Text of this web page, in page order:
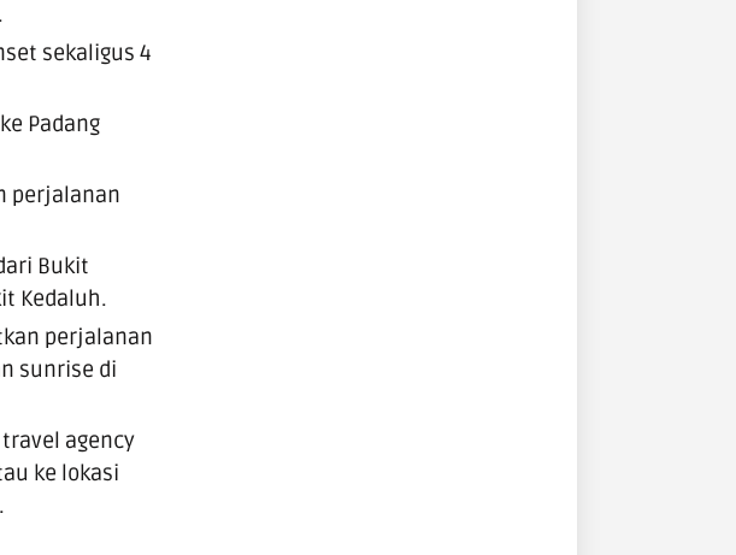
sekaligus 4
Padang
perjalanan
Bukit
Kedaluh.
perjalanan
sunrise di
agency
ke lokasi